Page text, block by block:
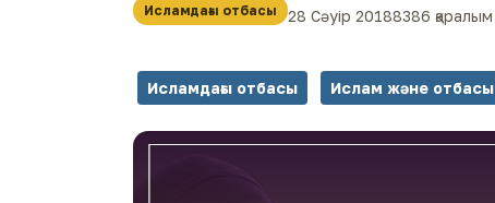
Исламдағы отбасы 28 Сәуір 20188386 қаралым
Исламдағы отбасы Ислам және отбасы